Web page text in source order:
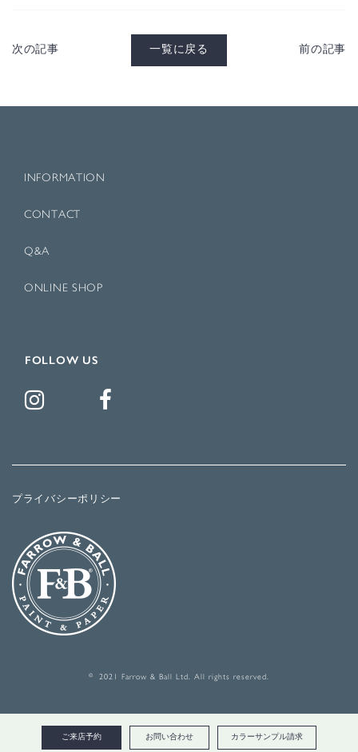
ご来店予約 お問い合わせ カラーサンプル請求
次の記事 一覧に戻る 前の記事
INFORMATION
CONTACT
Q&A
ONLINE SHOP
FOLLOW US
プライバシーポリシー
© 2021 Farrow & Ball Ltd. All rights reserved.